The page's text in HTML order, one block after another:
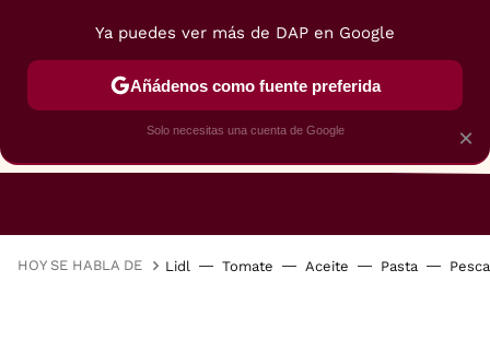
RESTAURANTES GASTROGUÍA
HOY SE HABLA DE Lidl Tomate Aceite Pasta
×
Ya puedes ver más de DAP en Google
Añádenos como fuente preferida
Solo necesitas una cuenta de Google